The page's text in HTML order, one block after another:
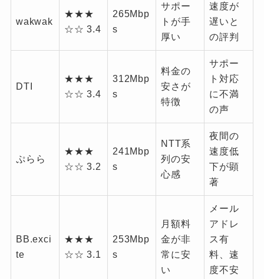
wakwak
★★★
☆☆ 3.4
265Mbp
s
サポー
トが手
厚い
速度が
遅いと
の評判
DTI
★★★
☆☆ 3.4
312Mbp
s
料金の
安さが
特徴
サポー
ト対応
に不満
の声
ぷらら
★★★
☆☆ 3.2
241Mbp
s
NTT系
列の安
心感
夜間の
速度低
下が顕
著
BB.exci
te
★★★
☆☆ 3.1
253Mbp
s
月額料
金が非
常に安
い
メール
アドレ
ス有
料、速
度不安